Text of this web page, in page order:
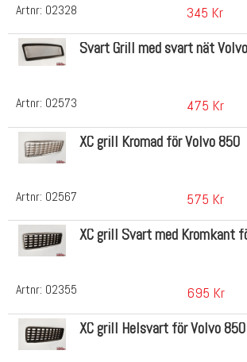
Artnr: 02328 345 Kr
Artnr: 02573
Svart Grill med svart nät
475 Kr
Artnr: 02567
XC grill Kromad för Volvo 850
575 Kr
Artnr: 02355
XC grill Svart med Kromkant
695 Kr
XC grill Helsvart för Volvo 850